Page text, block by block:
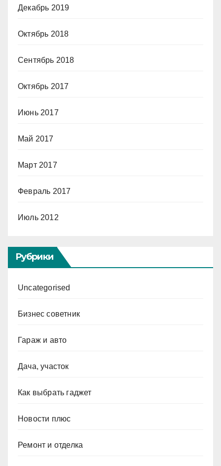
Декабрь 2019
Октябрь 2018
Сентябрь 2018
Октябрь 2017
Июнь 2017
Май 2017
Март 2017
Февраль 2017
Июль 2012
Рубрики
Uncategorised
Бизнес советник
Гараж и авто
Дача, участок
Как выбрать гаджет
Новости плюс
Ремонт и отделка